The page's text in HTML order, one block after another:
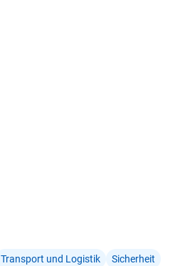
Transport und Logistik Sicherheit